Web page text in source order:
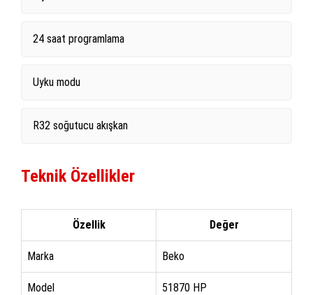
24 saat programlama
Uyku modu
R32 soğutucu akışkan
Teknik Özellikler
Özellik Değer
Marka Beko
Model 51870 HP